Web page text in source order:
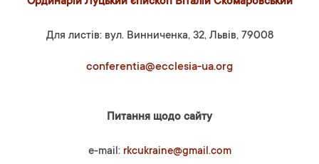
Для листів: вул. Винниченка, 32, Львів, 79008
conferentia@ecclesia-ua.org
Питання щодо сайту
e-mail: rkcukraine@gmail.com